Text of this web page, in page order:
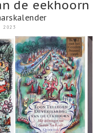
de eekhoorn
2023